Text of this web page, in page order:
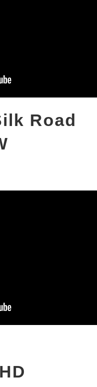
Road